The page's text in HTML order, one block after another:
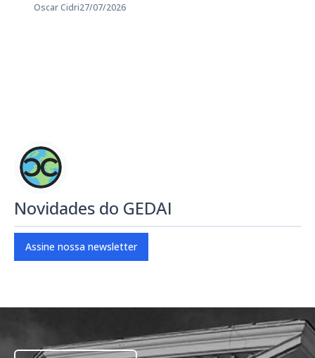
Oscar Cidri27/07/2026
Novidades do GEDAI
Assine nossa newsletter